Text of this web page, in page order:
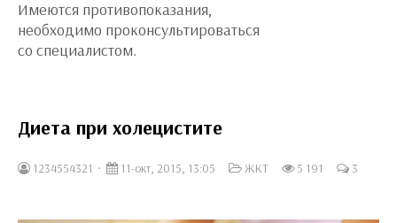
Имеются противопоказания,
необходимо проконсультироваться
со специалистом.
Диета при холецистите
1234554321 11-окт, 2015, 13:05 ЖКТ 5 191 3